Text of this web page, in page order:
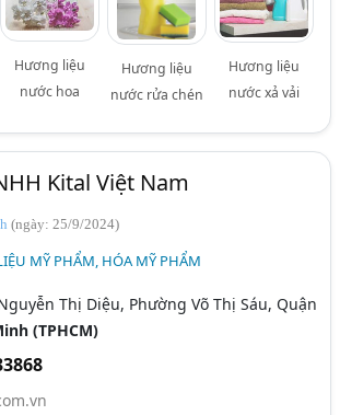
Hương liệu
nước hoa
Hương liệu
nước rửa chén
Hương liệu
nước xả vải
Kital Việt Nam
(ngày: 25/9/2024)
MỸ PHẨM, HÓA MỸ PHẨM
Thị Diệu, Phường Võ Thị Sáu, Quận
(TPHCM)